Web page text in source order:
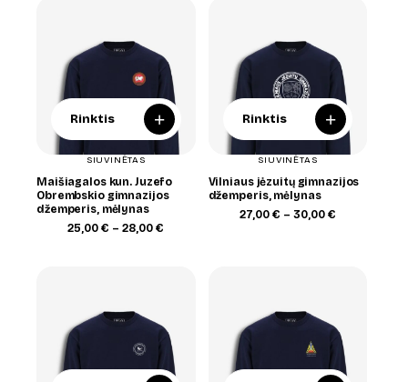
Rinktis +
SIUVINĖTAS
Maišiagalos kun. Juzefo
Obrembskio gimnazijos
džemperis, mėlynas
25,00€ – 28,00€
Rinktis +
SIUVINĖTAS
Vilniaus jėzuitų gimnazijos
džemperis, mėlynas
27,00 € – 30,00 €Price